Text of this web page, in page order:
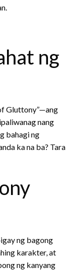
ng
Gluttony”—ang
nang
bahagi ng
ka na ba? Tara
ng bagong
karakter, at
ng kanyang